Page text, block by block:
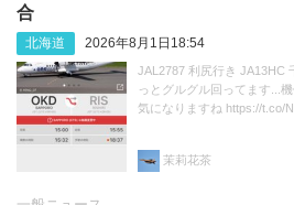
合
北海道 2026年8月1日18:54
JAL2787 利尻行き JA13HC
っとグルグル回ってます...
気になりますね https://t.co/
茉莉花茶